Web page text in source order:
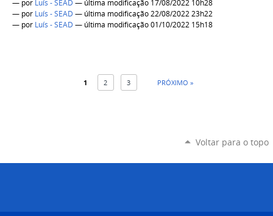
— por Luís - SEAD — última modificação 17/08/2022 10h28
— por Luís - SEAD — última modificação 22/08/2022 23h22
— por Luís - SEAD — última modificação 01/10/2022 15h18
1 2 3 PRÓXIMO »
Voltar para o topo